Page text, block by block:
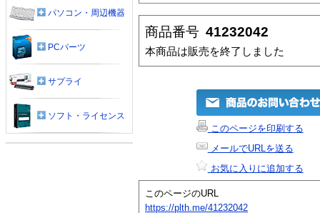
商品番号 41232042
本商品は販売を終了しました
このページを印刷する
メールでURLを送る
お気に入りに追加する
このページのURL
https://plth.me/41232042
パソコン・周辺機器
PCパーツ
サプライ
ソフト・ライセンス